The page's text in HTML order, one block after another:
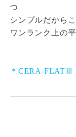
つ
シンプルだから
ワンランク上の
＊CERA-FLATⅢ